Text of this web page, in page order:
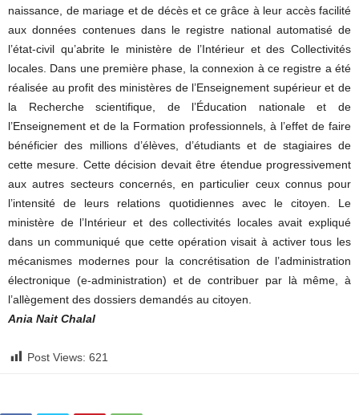
naissance, de mariage et de décès et ce grâce à leur accès facilité
aux données contenues dans le registre national automatisé de
l’état-civil qu’abrite le ministère de l’Intérieur et des Collectivités
locales. Dans une première phase, la connexion à ce registre a été
réalisée au profit des ministères de l’Enseignement supérieur et de
la Recherche scientifique, de l’Éducation nationale et de
l’Enseignement et de la Formation professionnels, à l’effet de faire
bénéficier des millions d’élèves, d’étudiants et de stagiaires de
cette mesure. Cette décision devait être étendue progressivement
aux autres secteurs concernés, en particulier ceux connus pour
l’intensité de leurs relations quotidiennes avec le citoyen. Le
ministère de l’Intérieur et des collectivités locales avait expliqué
dans un communiqué que cette opération visait à activer tous les
mécanismes modernes pour la concrétisation de l’administration
électronique (e-administration) et de contribuer par là même, à
l’allègement des dossiers demandés au citoyen.
Ania Nait Chalal
Post Views: 621